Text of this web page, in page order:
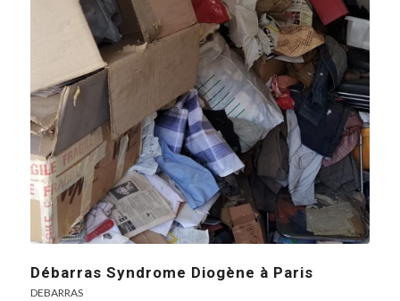
Débarras Syndrome Diogène à Paris
DEBARRAS